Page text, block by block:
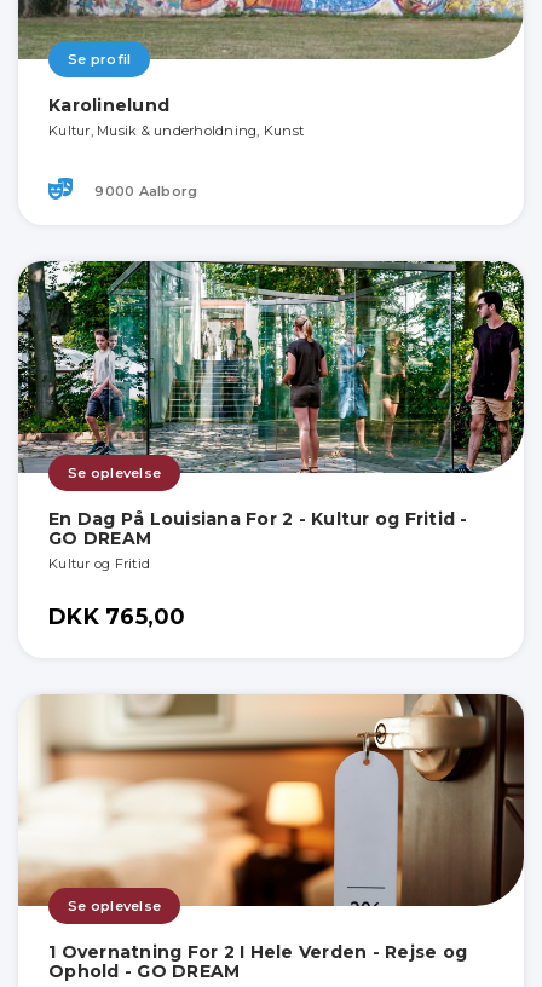
Se profil
Karolinelund
Kultur, Musik & underholdning, Kunst
9000 Aalborg
Se oplevelse
En Dag På Louisiana For 2 - Kultur og Fritid -
GO DREAM
Kultur og Fritid
DKK 765,00
Se oplevelse
1 Overnatning For 2 I Hele Verden - Rejse og
Ophold - GO DREAM